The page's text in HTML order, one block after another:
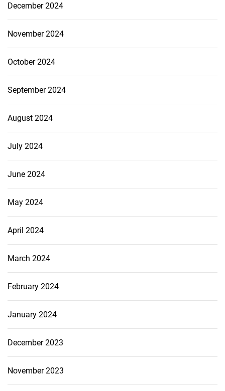
December 2024
November 2024
October 2024
September 2024
August 2024
July 2024
June 2024
May 2024
April 2024
March 2024
February 2024
January 2024
December 2023
November 2023